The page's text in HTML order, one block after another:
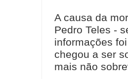
A causa da
Pedro Teles -
informações
chegou a ser
mais não